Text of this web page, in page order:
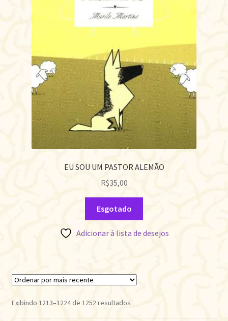
EU SOU UM PASTOR ALEMÃO
R$35,00
Esgotado
Adicionar à lista de desejos
Exibindo 1213–1224 de 1252 resultadosClassificado